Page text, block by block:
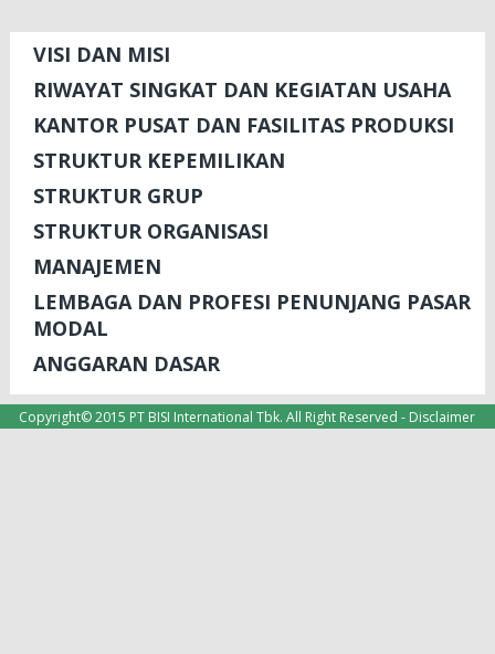
VISI DAN MISI
RIWAYAT SINGKAT DAN KEGIATAN USAHA
KANTOR PUSAT DAN FASILITAS PRODUKSI
STRUKTUR KEPEMILIKAN
STRUKTUR GRUP
STRUKTUR ORGANISASI
MANAJEMEN
LEMBAGA DAN PROFESI PENUNJANG PASAR
MODAL
ANGGARAN DASAR
Copyright© 2015 PT BISI International Tbk. All Right Reserved - Disclaimer